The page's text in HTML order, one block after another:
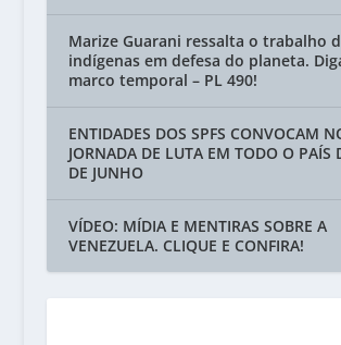
Marize Guarani ressalta o trabalho
indígenas em defesa do planeta.
marco temporal – PL 490!
ENTIDADES DOS SPFS CONVOCAM
JORNADA DE LUTA EM TODO O PAÍS
DE JUNHO
VÍDEO: MÍDIA E MENTIRAS SOBRE A
VENEZUELA. CLIQUE E CONFIRA!